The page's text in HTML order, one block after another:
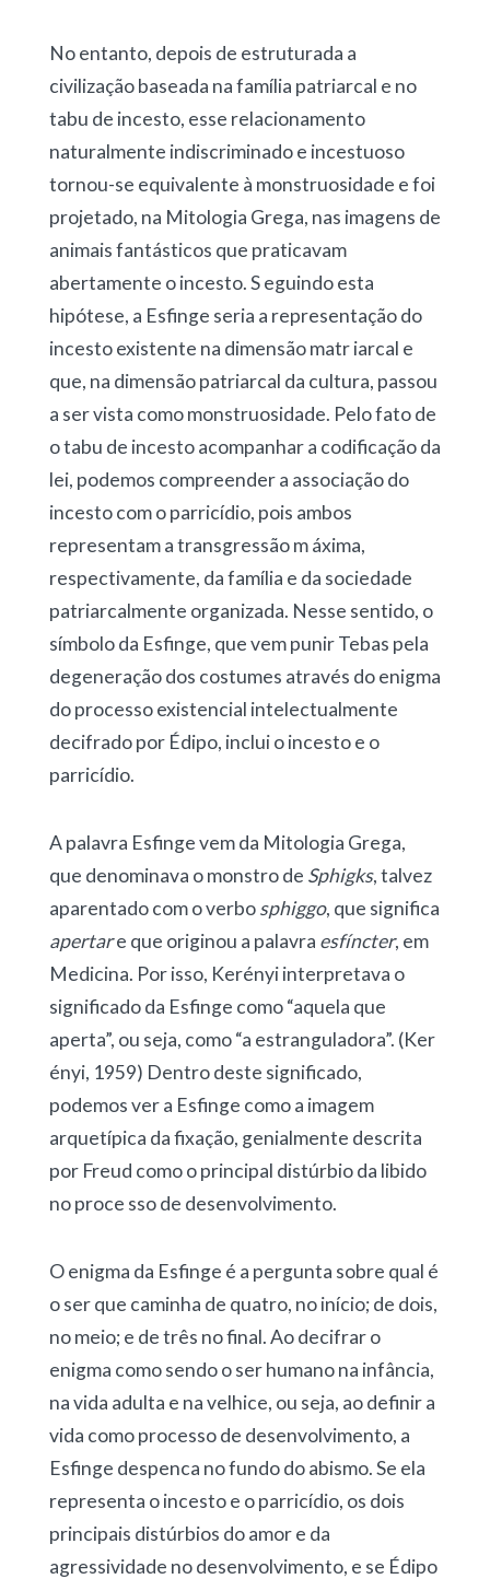
No entanto, depois de estruturada a
civilização baseada na família patriarcal e no
tabu de incesto, esse relacionamento
naturalmente indiscriminado e incestuoso
tornou-se equivalente à monstruosidade e foi
projetado, na Mitologia Grega, nas imagens de
animais fantásticos que praticavam
abertamente o incesto. S eguindo esta
hipótese, a Esfinge seria a representação do
incesto existente na dimensão matr iarcal e
que, na dimensão patriarcal da cultura, passou
a ser vista como monstruosidade. Pelo fato de
o tabu de incesto acompanhar a codificação da
lei, podemos compreender a associação do
incesto com o parricídio, pois ambos
representam a transgressão m áxima,
respectivamente, da família e da sociedade
patriarcalmente organizada. Nesse sentido, o
símbolo da Esfinge, que vem punir Tebas pela
degeneração dos costumes através do enigma
do processo existencial intelectualmente
decifrado por Édipo, inclui o incesto e o
parricídio.
A palavra Esfinge vem da Mitologia Grega,
que denominava o monstro de Sphigks, talvez
aparentado com o verbosphiggo, que significa
apertare que originou a palavra esfíncter, em
Medicina. Por isso, Kerényi interpretava o
significado da Esfinge como “aquela que
aperta”, ou seja, como “a estranguladora”. (Ker
ényi, 1959) Dentro deste significado,
podemos ver a Esfinge como a imagem
arquetípica da fixação, genialmente descrita
por Freud como o principal distúrbio da libido
no proce sso de desenvolvimento.
O enigma da Esfinge é a pergunta sobre qual é
o ser que caminha de quatro, no início; de dois,
no meio; e de três no final. Ao decifrar o
enigma como sendo o ser humano na infância,
na vida adulta e na velhice, ou seja, ao definir a
vida como processo de desenvolvimento, a
Esfinge despenca no fundo do abismo. Se ela
representa o incesto e o parricídio, os dois
principais distúrbios do amor e da
agressividade no desenvolvimento, e se Édipo